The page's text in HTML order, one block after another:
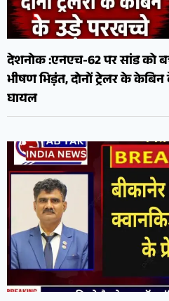
देशनोक :एनएच-62 पर सांड को
भीषण भिड़ंत, दोनों ट्रेलर के
घायल